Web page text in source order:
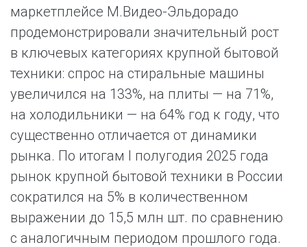
маркетплейсе М.Видео-Эльдорадо
продемонстрировали значительный рост
в ключевых категориях крупной бытовой
техники: спрос на стиральные машины
увеличился на 133%, на плиты — на 71%,
на холодильники — на 64% год к году, что
существенно отличается от динамики
рынка. По итогам I полугодия 2025 года
рынок крупной бытовой техники в России
сократился на 5% в количественном
выражении до 15,5 млн шт. по сравнению
с аналогичным периодом прошлого года.